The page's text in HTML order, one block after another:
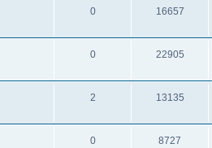
0 16657
0 22905
2 13135
0 8727